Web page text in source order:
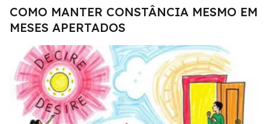
COMO MANTER CONSTÂNCIA MESMO EM
MESES APERTADOS